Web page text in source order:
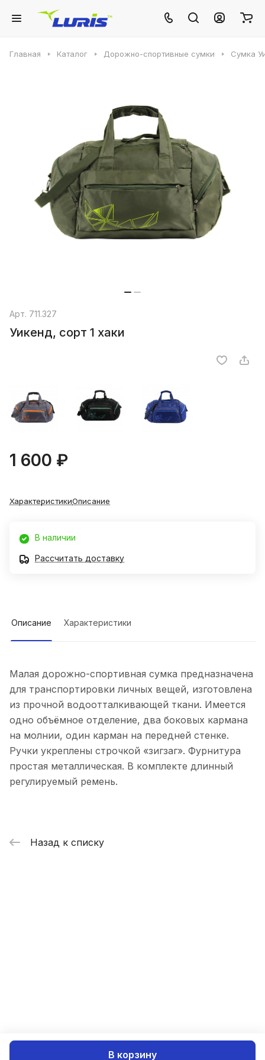
Главная Каталог Дорожно-спортивные сумки Сумка
Арт. 711.327
Уикенд, сорт 1 хаки
1 600 ₽
В корзину
ХарактеристикиОписание
В наличии
Рассчитать доставку
Описание Характеристики
Малая дорожно-спортивная сумка предназначена
для транспортировки личных вещей, изготовлена
из прочной водоотталкивающей ткани. Имеется
одно объёмное отделение, два боковых кармана
на молнии, один карман на передней стенке.
Ручки укреплены строчкой «зигзаг». Фурнитура
простая металлическая. В комплекте длинный
регулируемый ремень.
Назад к списку